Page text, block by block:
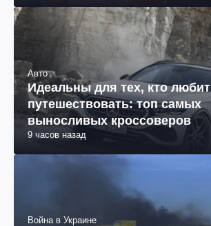
Авто
Идеальны для тех, кто любит
путешествовать: топ самых
выносливых кроссоверов
9 часов назад
Война в Украине